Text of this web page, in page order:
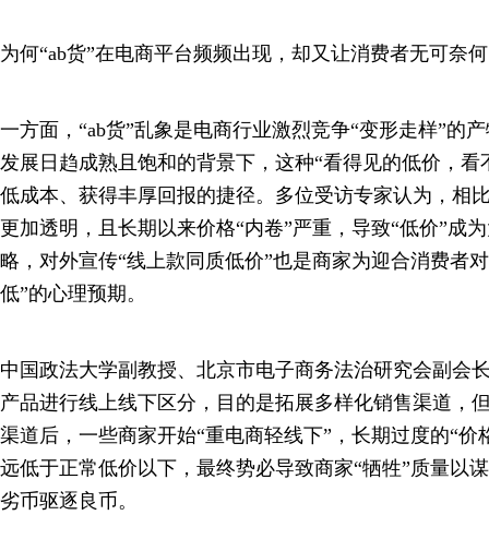
为何“ab货”在电商平台频频出现，却又让消费者无可奈
一方面，“ab货”乱象是电商行业激烈竞争“变形走样”的
发展日趋成熟且饱和的背景下，这种“看得见的低价，看
低成本、获得丰厚回报的捷径。多位受访专家认为，相
更加透明，且长期以来价格“内卷”严重，导致“低价”成
略，对外宣传“线上款同质低价”也是商家为迎合消费者
低”的心理预期。
中国政法大学副教授、北京市电子商务法治研究会副会
产品进行线上线下区分，目的是拓展多样化销售渠道，
渠道后，一些商家开始“重电商轻线下”，长期过度的“价
远低于正常低价以下，最终势必导致商家“牺牲”质量以
劣币驱逐良币。